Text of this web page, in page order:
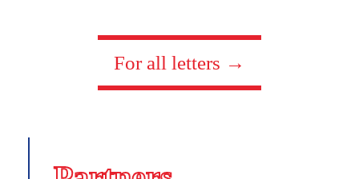
For all letters →